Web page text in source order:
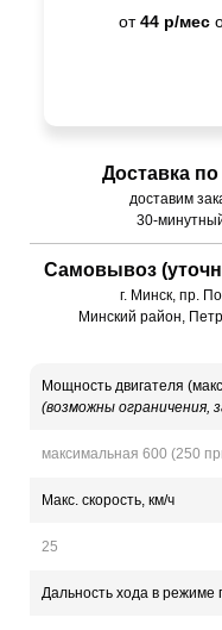
Мощность двигателя
(возможны ограничения,
максимальная 600 (250
Макс. скорость, км/ч
25
Дальность хода в режиме
от44 р/мес
г. Минск, пр.
Минский район,
Самовывоз
доставим
30-
Доставка